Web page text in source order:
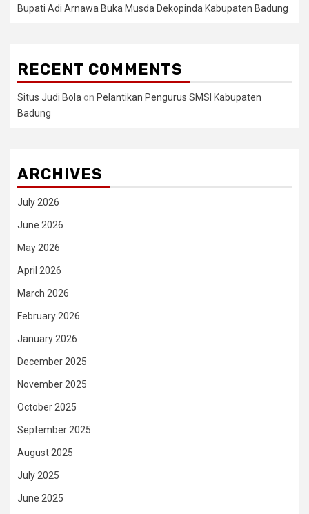
Bupati Adi Arnawa Buka Musda Dekopinda Kabupaten Badung
RECENT COMMENTS
Situs Judi Bola on Pelantikan Pengurus SMSI Kabupaten
Badung
ARCHIVES
July 2026
June 2026
May 2026
April 2026
March 2026
February 2026
January 2026
December 2025
November 2025
October 2025
September 2025
August 2025
July 2025
June 2025